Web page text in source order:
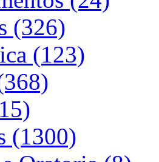
(326)
(123)
(1300)